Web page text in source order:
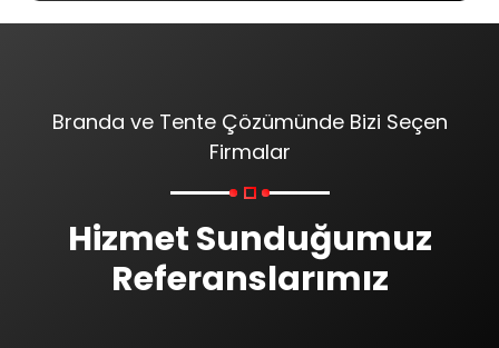
Branda ve Tente Çözümünde Bizi Seçen
Firmalar
Hizmet Sunduğumuz
Referanslarımız